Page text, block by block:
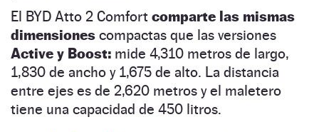
El BYD Atto 2 Comfort comparte las mismas
dimensiones compactas que las versiones
Active y Boost: mide 4,310 metros de largo,
1,830 de ancho y 1,675 de alto. La distancia
entre ejes es de 2,620 metros y el maletero
tiene una capacidad de 450 litros.